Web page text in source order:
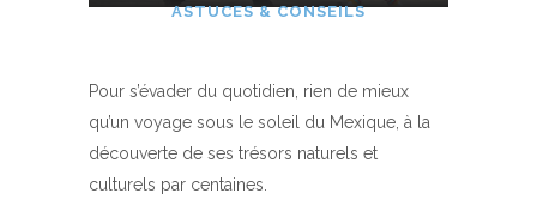
ASTUCES & CONSEILS
Pour s’évader du quotidien, rien de mieux
qu’un voyage sous le soleil du Mexique, à la
découverte de ses trésors naturels et
culturels par centaines.